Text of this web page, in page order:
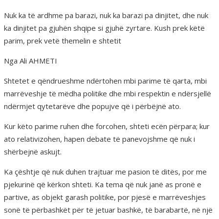
Nuk ka të ardhme pa barazi, nuk ka barazi pa dinjitet, dhe nuk
ka dinjitet pa gjuhën shqipe si gjuhë zyrtare. Kush prek këtë
parim, prek vetë themelin e shtetit
Nga Ali AHMETI
Shtetet e qëndrueshme ndërtohen mbi parime të qarta, mbi
marrëveshje të mëdha politike dhe mbi respektin e ndërsjellë
ndërmjet qytetarëve dhe popujve që i përbëjnë ato.
Kur këto parime ruhen dhe forcohen, shteti ecën përpara; kur
ato relativizohen, hapen debate të panevojshme që nuk i
shërbejnë askujt.
Ka çështje që nuk duhen trajtuar me pasion të ditës, por me
pjekurinë që kërkon shteti. Ka tema që nuk janë as pronë e
partive, as objekt garash politike, por pjesë e marrëveshjes
sonë të përbashkët për të jetuar bashkë, të barabartë, në një